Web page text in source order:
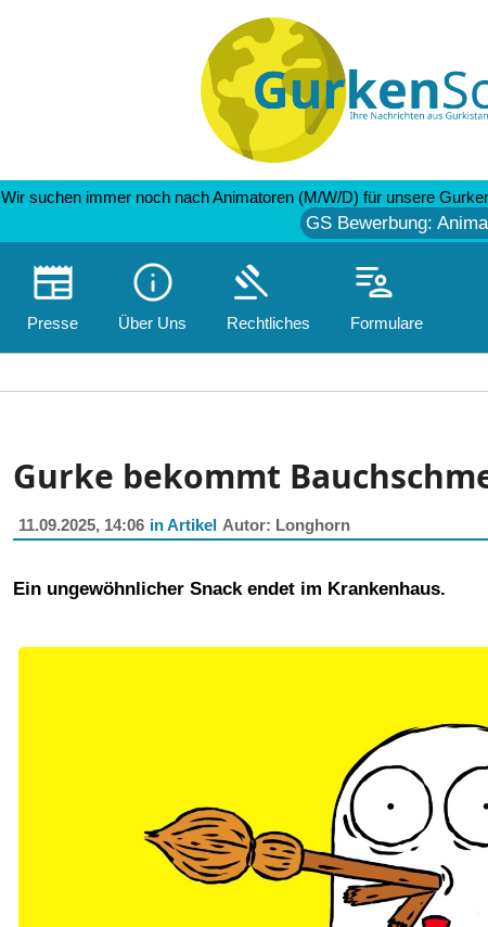
Wir suchen immer noch nach Animatoren (M/W/D) für unsere
GS Bewerbung:
newspaper
Presse
info
Über Uns
gavel
Rechtliches
patient_list
Formulare
Gurke bekommt
11.09.2025, 14:06 in Artikel Longhorn
Ein ungewöhnlicher Snack endet im Krankenhaus.